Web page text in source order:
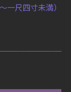
一尺四寸未満）